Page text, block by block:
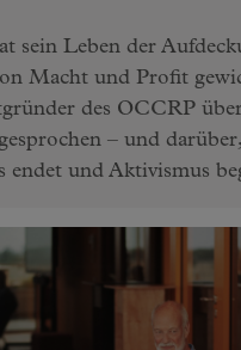
sein Leben der
Macht und Profit
des OCCRP
– und
endet und Aktivismus